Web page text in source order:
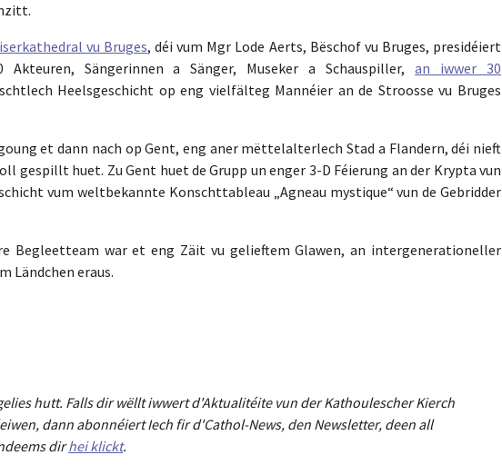
vu Bruges, déi vum Mgr Lode Aerts, Bëschof vu Bruges, presidéiert
Sängerinnen a Sänger, Museker a Schauspiller,an iwwer 30
Heelsgeschicht op eng vielfälteg Mannéier an de Stroosse vu Bruges
et dann nach op Gent, eng aner mëttelalterlech Stad a Flandern, déi nieft
gespillt huet. Zu Gent huet de Grupp un enger 3-D Féierung an der Krypta vun
vum weltbekannte Konschttableau „Agneau mystique“ vun de Gebridder
Begleetteam war et eng Zäit vu gelieftem Glawen, an intergenerationeller
Ländchen eraus.
hutt. Falls dir wëllt iwwert d'Aktualitéite vun der Kathoulescher Kierch
dann abonnéiert Iech fir d'Cathol-News, den Newsletter, deen all
dirhei klickt.